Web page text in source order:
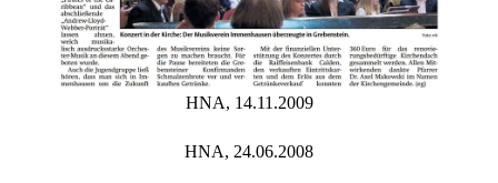
HNA, 14.11.2009
HNA, 24.06.2008